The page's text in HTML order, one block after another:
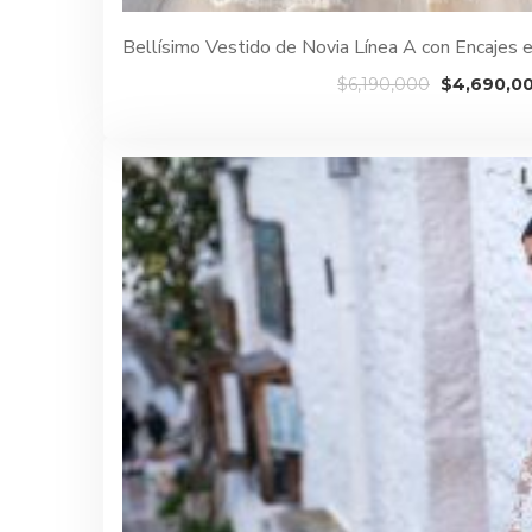
Bellísimo Vestido de Novia Línea A con Encajes
$6,190,000 El
$